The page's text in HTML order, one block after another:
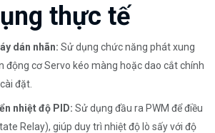
thực tế
dán nhãn: Sử dụng chức năng phát xung
động cơ Servo kéo màng hoặc dao cắt chính
đặt.
nhiệt độ PID: Sử dụng đầu ra PWM để điều
Relay), giúp duy trì nhiệt độ lò sấy với độ